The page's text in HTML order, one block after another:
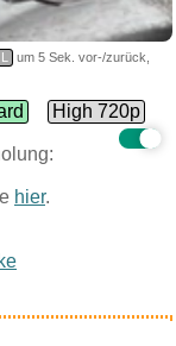
L
um 5 Sek. vor-/zurück,
High 720p
hier.